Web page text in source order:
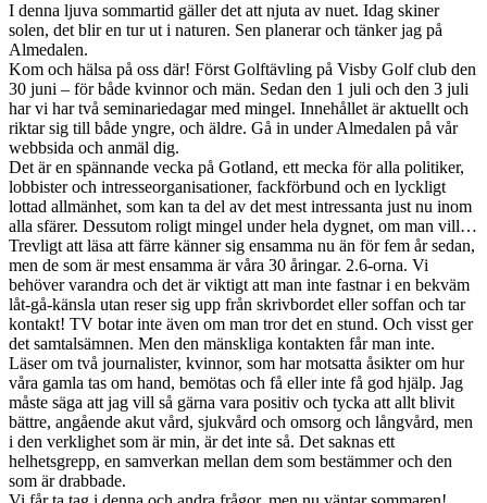
I denna ljuva sommartid gäller det att njuta av nuet. Idag skiner
solen, det blir en tur ut i naturen. Sen planerar och tänker jag på
Almedalen.
Kom och hälsa på oss där! Först Golftävling på Visby Golf club den
30 juni – för både kvinnor och män. Sedan den 1 juli och den 3 juli
har vi har två seminariedagar med mingel. Innehållet är aktuellt och
riktar sig till både yngre, och äldre. Gå in under Almedalen på vår
webbsida och anmäl dig.
Det är en spännande vecka på Gotland, ett mecka för alla politiker,
lobbister och intresseorganisationer, fackförbund och en lyckligt
lottad allmänhet, som kan ta del av det mest intressanta just nu inom
alla sfärer. Dessutom roligt mingel under hela dygnet, om man vill…
Trevligt att läsa att färre känner sig ensamma nu än för fem år sedan,
men de som är mest ensamma är våra 30 åringar. 2.6-orna. Vi
behöver varandra och det är viktigt att man inte fastnar i en bekväm
låt-gå-känsla utan reser sig upp från skrivbordet eller soffan och tar
kontakt! TV botar inte även om man tror det en stund. Och visst ger
det samtalsämnen. Men den mänskliga kontakten får man inte.
Läser om två journalister, kvinnor, som har motsatta åsikter om hur
våra gamla tas om hand, bemötas och få eller inte få god hjälp. Jag
måste säga att jag vill så gärna vara positiv och tycka att allt blivit
bättre, angående akut vård, sjukvård och omsorg och långvård, men
i den verklighet som är min, är det inte så. Det saknas ett
helhetsgrepp, en samverkan mellan dem som bestämmer och den
som är drabbade.